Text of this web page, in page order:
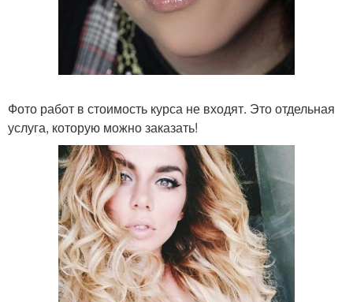
Фото работ в стоимость курса не входят. Это отдельная
услуга, которую можно заказать!